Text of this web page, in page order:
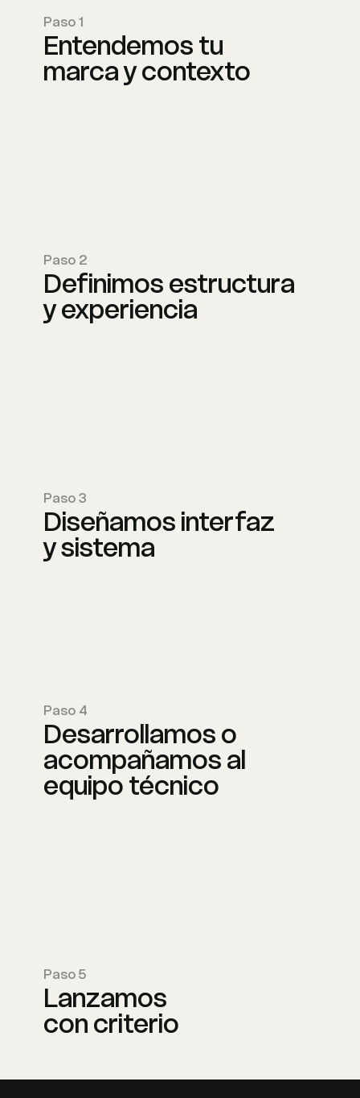
Paso 1
Entendemos tu
marca y contexto
Paso 2
Definimos estructura
y experiencia
Paso 3
Diseñamos interfaz
y sistema
Paso 4
Desarrollamos o
acompañamos al
equipo técnico
Paso 5
Lanzamos
con criterio